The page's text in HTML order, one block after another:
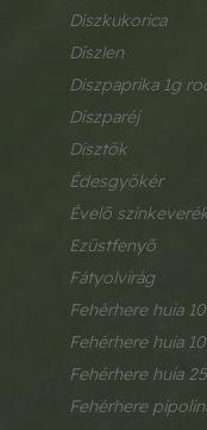
díszkukorica
díszlen
díszpaprika 1g
díszparéj
dísztök
édesgyökér
évelő
ezüstfenyő
fátyolvirág
fehérhere huia
fehérhere huia
fehérhere huia
fehérhere